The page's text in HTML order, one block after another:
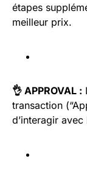
étapes
meilleur prix.
👌 APPROVAL :
transaction
d’interagir